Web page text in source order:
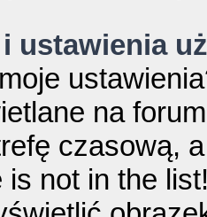
ustawienia
na
czasową,
is not in the